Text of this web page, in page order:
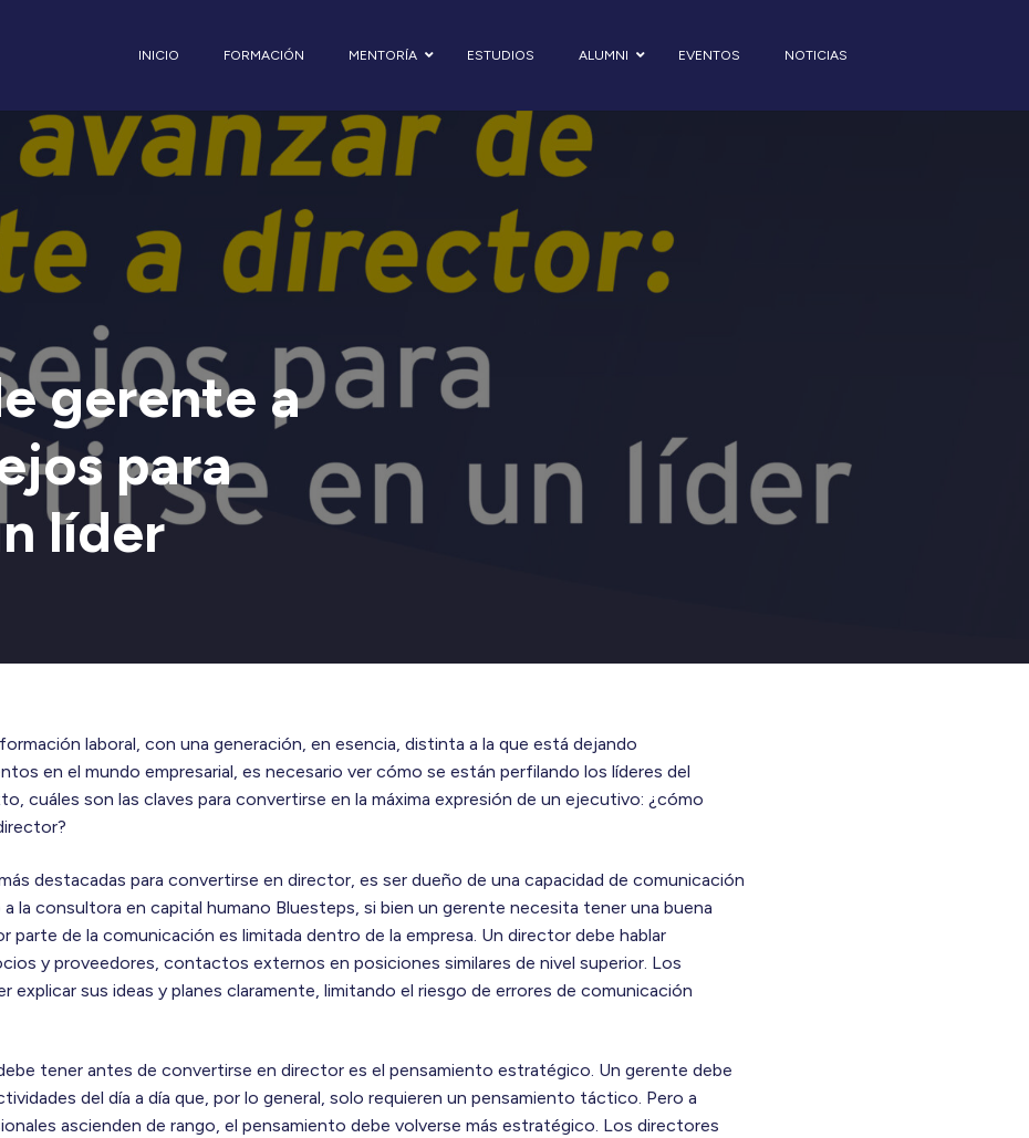
INICIO FORMACIÓN MENTORÍA ESTUDIOS ALUMNI EVENTOS NOTICIAS
gerente a
para
líder
laboral, con una generación, en esencia, distinta a la que está dejando
en el mundo empresarial, es necesario ver cómo se están perfilando los líderes del
cuáles son las claves para convertirse en la máxima expresión de un ejecutivo: ¿cómo
destacadas para convertirse en director, es ser dueño de una capacidad de comunicación
la consultora en capital humano Bluesteps, si bien un gerente necesita tener una buena
parte de la comunicación es limitada dentro de la empresa. Un director debe hablar
y proveedores, contactos externos en posiciones similares de nivel superior. Los
explicar sus ideas y planes claramente, limitando el riesgo de errores de comunicación
tener antes de convertirse en director es el pensamiento estratégico. Un gerente debe
del día a día que, por lo general, solo requieren un pensamiento táctico. Pero a
ascienden de rango, el pensamiento debe volverse más estratégico. Los directores